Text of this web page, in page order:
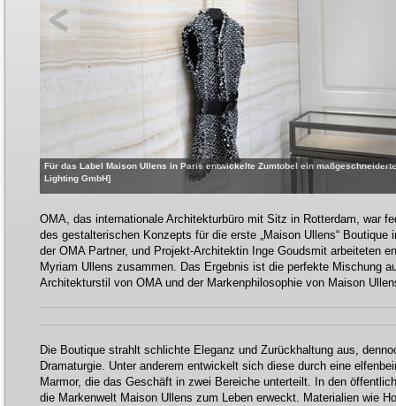
Für das Label Maison Ullens in Paris entwickelte Zumtobel ein
Lighting GmbH]
OMA, das internationale Architekturbüro mit Sitz in Rotterdam, war
des gestalterischen Konzepts für die erste „Maison Ullens“ Boutique
der OMA Partner, und Projekt-Architektin Inge Goudsmit arbeiteten
Myriam Ullens zusammen. Das Ergebnis ist die perfekte Mischung
Architekturstil von OMA und der Markenphilosophie von Maison
Die Boutique strahlt schlichte Eleganz und Zurückhaltung aus,
Dramaturgie. Unter anderem entwickelt sich diese durch eine
Marmor, die das Geschäft in zwei Bereiche unterteilt. In den
die Markenwelt Maison Ullens zum Leben erweckt. Materialien wie